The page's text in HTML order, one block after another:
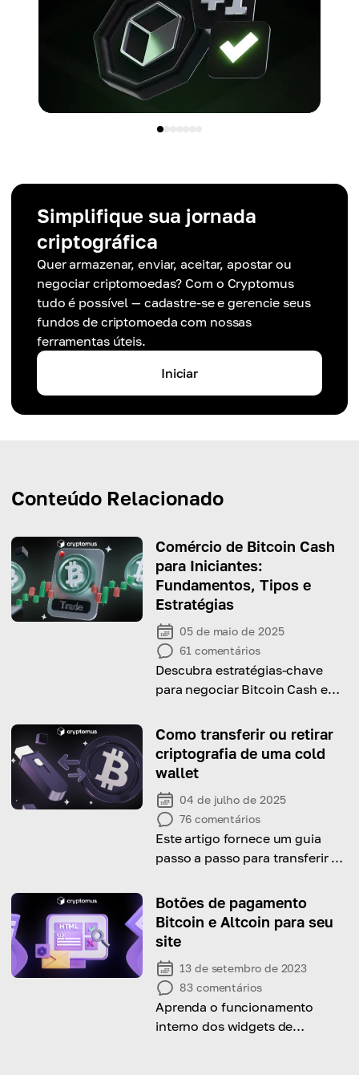
Simplifique sua jornada
criptográfica
Quer armazenar, enviar, aceitar, apostar ou
negociar criptomoedas? Com o Cryptomus
tudo é possível — cadastre-se e gerencie seus
fundos de criptomoeda com nossas
ferramentas úteis.
Iniciar
Conteúdo Relacionado
Comércio de Bitcoin Cash
para Iniciantes:
Fundamentos, Tipos e
Estratégias
05 de maio de 2025
61 comentários
Descubra estratégias-chave
para negociar Bitcoin Cash e
bem-sucedidas.
Como transferir ou retirar
criptografia de uma cold
wallet
04 de julho de 2025
76 comentários
Este artigo fornece um guia
passo a passo para transferir ou
criptografia de uma cold wallet.
Botões de pagamento
Bitcoin e Altcoin para seu
site
13 de setembro de 2023
83 comentários
Aprenda o funcionamento
interno dos widgets de